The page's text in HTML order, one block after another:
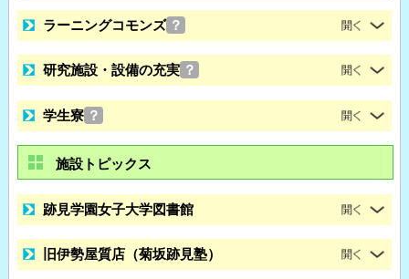
ラーニングコモンズ ？
研究施設・設備の充実 ？
学生寮 ？
施設トピックス
跡見学園女子大学図書館
旧伊勢屋質店（菊坂跡見塾）